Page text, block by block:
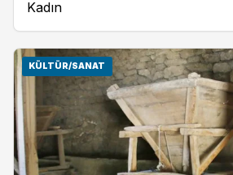
Kadın
KÜLTÜR/SANAT